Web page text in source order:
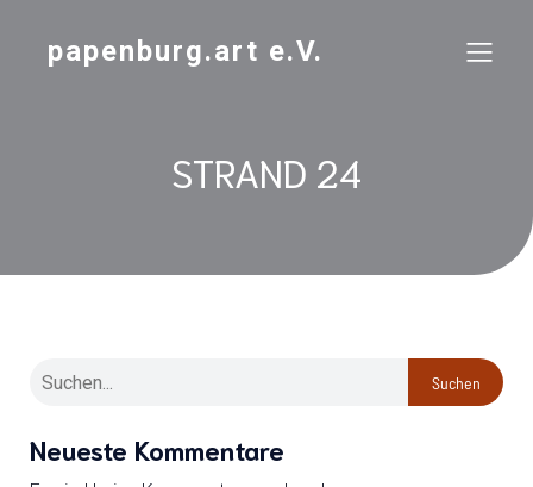
papenburg.art e.V.
STRAND 24
Suchen
Neueste Kommentare